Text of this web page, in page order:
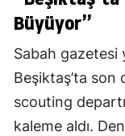
Büyüyor”
Sabah gazetesi
Beşiktaş’ta
scouting
kaleme aldı.